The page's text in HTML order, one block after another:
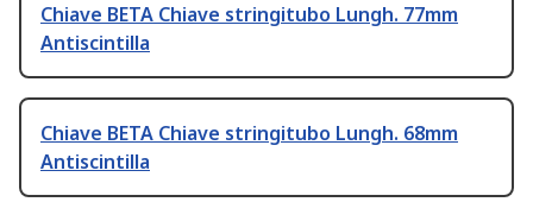
Chiave BETA Chiave stringitubo Lungh. 77mm
Antiscintilla
Chiave BETA Chiave stringitubo Lungh. 68mm
Antiscintilla